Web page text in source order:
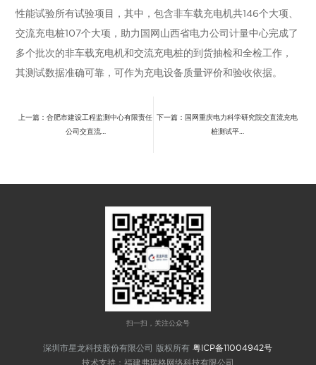
性能试验所有试验项目，其中，包含非车载充电机共146个大项、
交流充电桩107个大项，助力国网山西省电力公司计量中心完成了
多个批次的非车载充电机和交流充电桩的到货抽检和全检工作，
其测试数据准确可靠，可作为充电设备质量评价和验收依据。
上一篇：合肥市建设工程监测中心有限责任
公司交直流…
下一篇：国网重庆电力科学研究院交直流充电
桩测试平…
扫一扫，关注公众号
深圳市星龙科技股份有限公司 版权所有粤ICP备11004942号
技术支持：福建弗瑞格网络科技有限公司